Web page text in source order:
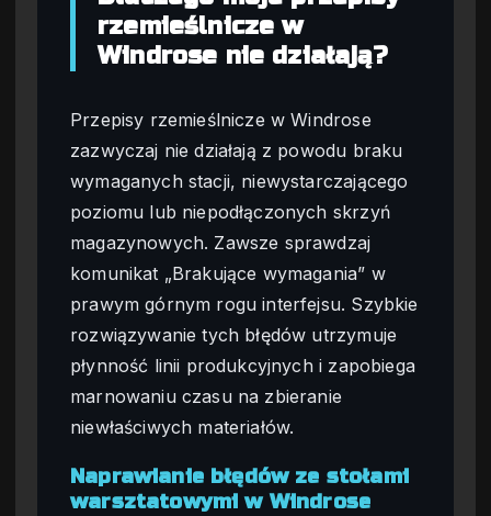
rzemieślnicze w
Windrose nie działają?
Przepisy rzemieślnicze w Windrose
zazwyczaj nie działają z powodu braku
wymaganych stacji, niewystarczającego
poziomu lub niepodłączonych skrzyń
magazynowych. Zawsze sprawdzaj
komunikat „Brakujące wymagania” w
prawym górnym rogu interfejsu. Szybkie
rozwiązywanie tych błędów utrzymuje
płynność linii produkcyjnych i zapobiega
marnowaniu czasu na zbieranie
niewłaściwych materiałów.
Naprawianie błędów ze stołami
warsztatowymi w Windrose